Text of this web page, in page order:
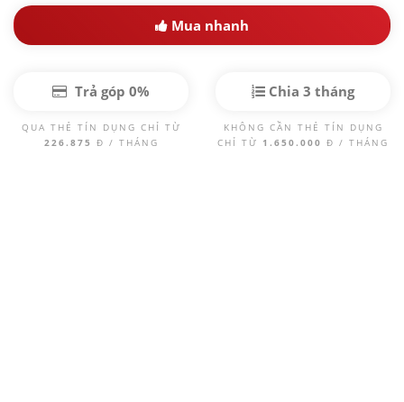
Mua nhanh
Trả góp 0%
QUA THẺ TÍN DỤNG CHỈ TỪ
226.875 Đ / THÁNG
Chia 3 tháng
KHÔNG CẦN THẺ TÍN DỤNG
CHỈ TỪ 1.650.000 Đ / THÁNG